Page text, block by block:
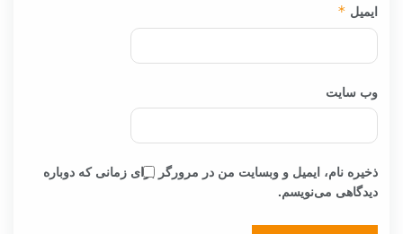
ایمیل *
وب‌ سایت
ذخیره نام، ایمیل و وبسایت من در مرورگر برای زمانی که دوباره
دیدگاهی می‌نویسم.